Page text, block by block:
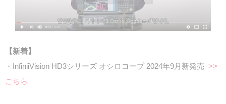
【新着】
・InfiniiVision HD3シリーズ オシロコープ 2024年9月新発売 >>
こちら